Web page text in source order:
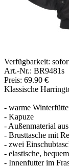
Verfügbarkeit:
Art.-Nr.: BR9481s
Preis: 69.90 €
Klassische
- warme
- Kapuze
- Außenmaterial
- Brusttasche mit
- zwei
- elastische,
- Innenfutter im